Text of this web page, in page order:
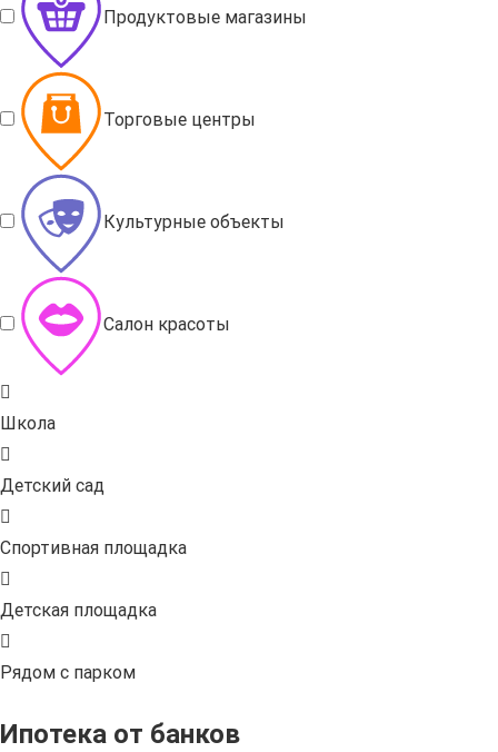
Продуктовые магазины
Торговые центры
Культурные объекты
Салон красоты
Школа
Детский сад
Спортивная площадка
Детская площадка
Рядом с парком
Ипотека от банков